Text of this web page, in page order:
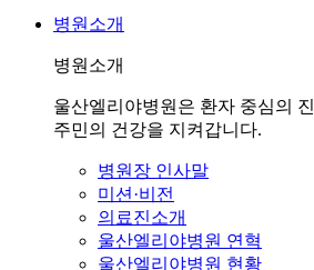
병원소개
병원소개
울산엘리야병원은 환자 중심의
주민의 건강을 지켜갑니다.
병원장 인사말
미션·비전
의료진소개
울산엘리야병원 연혁
울산엘리야병원 현황